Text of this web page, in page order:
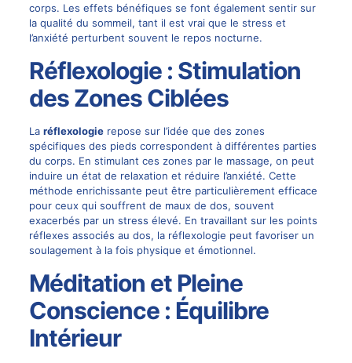
corps. Les effets bénéfiques se font également sentir sur
la qualité du sommeil, tant il est vrai que le stress et
l’anxiété perturbent souvent le repos nocturne.
Réflexologie : Stimulation
des Zones Ciblées
La réflexologierepose sur l’idée que des zones
spécifiques des pieds correspondent à différentes parties
du corps. En stimulant ces zones par le massage, on peut
induire un état de relaxation et réduire l’anxiété. Cette
méthode enrichissante peut être particulièrement efficace
pour ceux qui souffrent de maux de dos, souvent
exacerbés par un stress élevé. En travaillant sur les points
réflexes associés au dos, la réflexologie peut favoriser un
soulagement à la fois physique et émotionnel.
Méditation et Pleine
Conscience : Équilibre
Intérieur